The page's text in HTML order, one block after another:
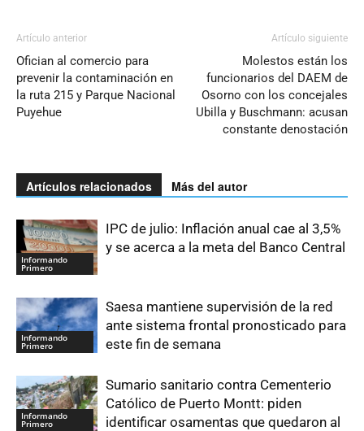
Artículo anterior
Ofician al comercio para
prevenir la contaminación en
la ruta 215 y Parque Nacional
Puyehue
Artículo siguiente
Molestos están los
funcionarios del DAEM de
Osorno con los concejales
Ubilla y Buschmann: acusan
constante denostación
Artículos relacionados Más del autor
Informando
Primero
IPC de julio: Inflación anual cae al 3,5%
y se acerca a la meta del Banco Central
Informando
Primero
Saesa mantiene supervisión de la red
ante sistema frontal pronosticado para
este fin de semana
Informando
Primero
Sumario sanitario contra Cementerio
Católico de Puerto Montt: piden
identificar osamentas que quedaron al